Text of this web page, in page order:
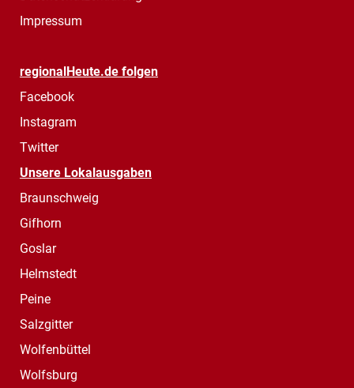
Impressum
regionalHeute.de folgen
Facebook
Instagram
Twitter
Unsere Lokalausgaben
Braunschweig
Gifhorn
Goslar
Helmstedt
Peine
Salzgitter
Wolfenbüttel
Wolfsburg